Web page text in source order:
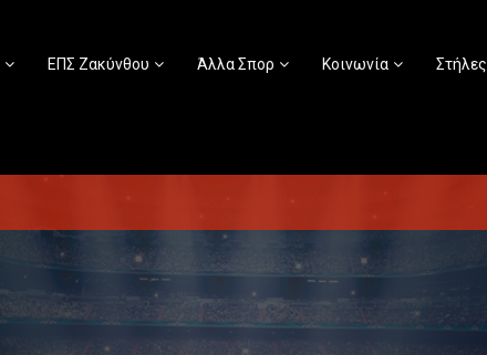
ΕΠΣ Ζακύνθου Άλλα Σπορ Κοινωνία Στήλες